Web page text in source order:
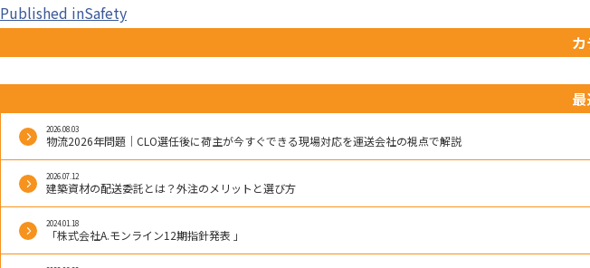
投
稿
ナ
ビ
Published inSafety
2026.08.03
物流2026年問題｜CLO選任後に荷主が今すぐできる現場対応を運送会社の視点で解説
2026.07.12
建築資材の配送委託とは？外注のメリットと選び方
2024.01.18
「株式会社A.モンライン12期指針発表 」